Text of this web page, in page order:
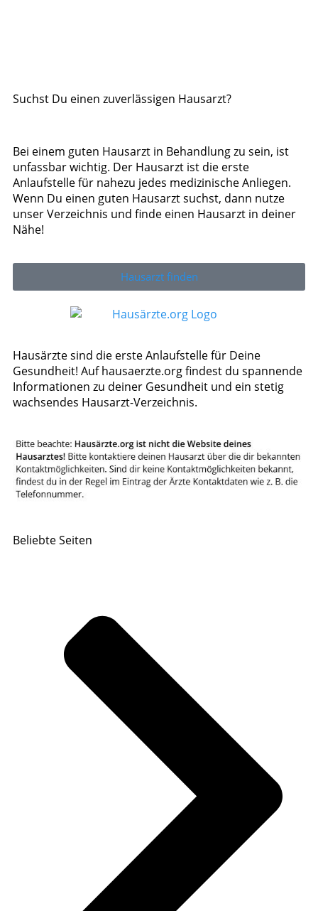
Suchst Du einen zuverlässigen Hausarzt?
Bei einem guten Hausarzt in Behandlung zu sein, ist
unfassbar wichtig. Der Hausarzt ist die erste
Anlaufstelle für nahezu jedes medizinische Anliegen.
Wenn Du einen guten Hausarzt suchst, dann nutze
unser Verzeichnis und finde einen Hausarzt in deiner
Nähe!
Hausarzt finden
Hausärzte sind die erste Anlaufstelle für Deine
Gesundheit! Auf hausaerzte.org findest du spannende
Informationen zu deiner Gesundheit und ein stetig
wachsendes Hausarzt-Verzeichnis.
Beliebte Seiten